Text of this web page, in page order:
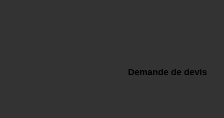
Demande de devis